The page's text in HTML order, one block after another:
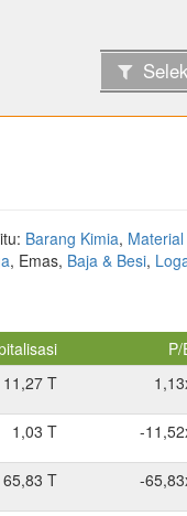
Barang Kimia,
, Emas, Baja & Besi,
P/
11,27 T
1,03 T -
65,83 T -